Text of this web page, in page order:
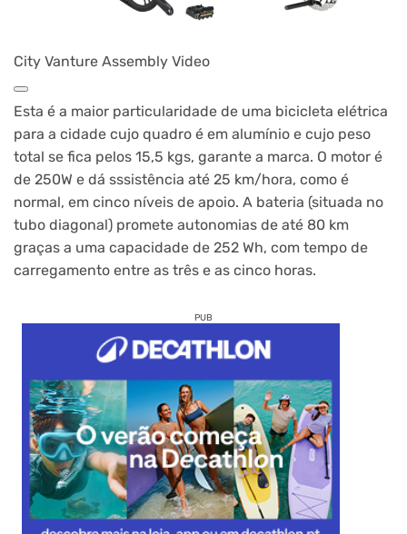
City Vanture Assembly Video
Esta é a maior particularidade de uma bicicleta elétrica
para a cidade cujo quadro é em alumínio e cujo peso
total se fica pelos 15,5 kgs, garante a marca. O motor é
de 250W e dá sssistência até 25 km/hora, como é
normal, em cinco níveis de apoio. A bateria (situada no
tubo diagonal) promete autonomias de até 80 km
graças a uma capacidade de 252 Wh, com tempo de
carregamento entre as três e as cinco horas.
PUB